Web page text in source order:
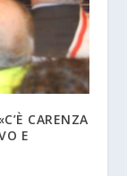
CARENZA
E